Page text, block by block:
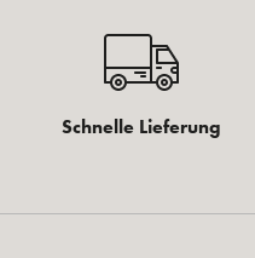
Schnelle Lieferung